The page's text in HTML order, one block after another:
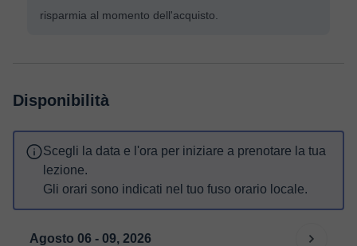
risparmia al momento dell'acquisto.
Disponibilità
Scegli la data e l'ora per iniziare a prenotare la tua
lezione.
Gli orari sono indicati nel tuo fuso orario locale.
Agosto 06 - 09, 2026